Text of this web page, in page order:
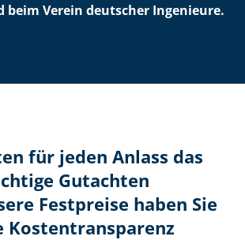
beim Verein deutscher Ingenieure.
für jeden Anlass das
Gutachten
Festpreise haben Sie
Kosten­transparenz